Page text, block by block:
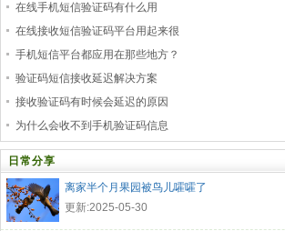
在线手机短信验证码有什么用
在线接收短信验证码平台用起来很
手机短信平台都应用在那些地方？
验证码短信接收延迟解决方案
接收验证码有时候会延迟的原因
为什么会收不到手机验证码信息
日常分享
离家半个月果园被鸟儿嚯嚯了
更新:2025-05-30